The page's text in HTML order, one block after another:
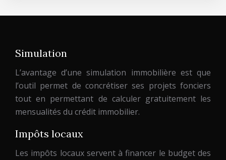
Simulation
L’avantage d’une simulation immobilière est que
l’outil permet de concrétiser ses projets fonciers
tout en permettant de calculer gratuitement les
mensualités du crédit immobilier.
Impôts locaux
Les impôts locaux servent à financer le budget des